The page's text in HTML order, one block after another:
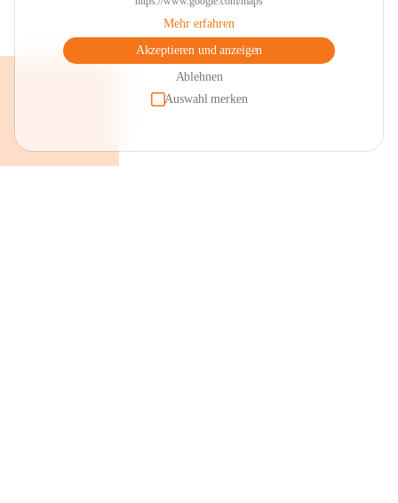
Mehr erfahren
Akzeptieren und anzeigen
Ablehnen
Auswahl merken